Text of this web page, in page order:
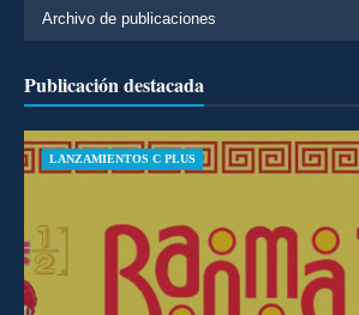
Publicación destacada
LANZAMIENTOS C PLUS